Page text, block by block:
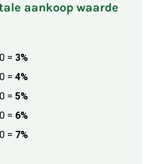
aankoop waarde
= 3%
= 4%
= 5%
= 6%
= 7%